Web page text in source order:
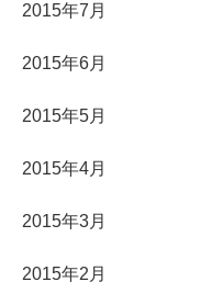
2015年7月
2015年6月
2015年5月
2015年4月
2015年3月
2015年2月